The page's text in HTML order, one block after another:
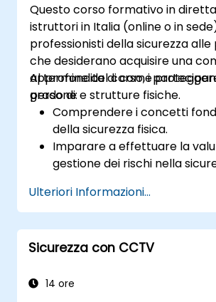
certificazione ISSMP.
Questo corso formativo in
istruttori in Italia (online o in
professionisti della sicurezza
che desiderano acquisire una
approfondita di come
persone e strutture fisiche.
Al termine del corso, i
grado di:
Comprendere i concetti
della sicurezza fisica.
Imparare a effettuare la
gestione dei rischi nella
applicabili alla sicurezza fisica.
Comprendere l’integrazione
sicurezza fisica con altri
sicurezza.
progettazione ed
Ulteriori Informazioni...
Sicurezza con CCTV
14 ore